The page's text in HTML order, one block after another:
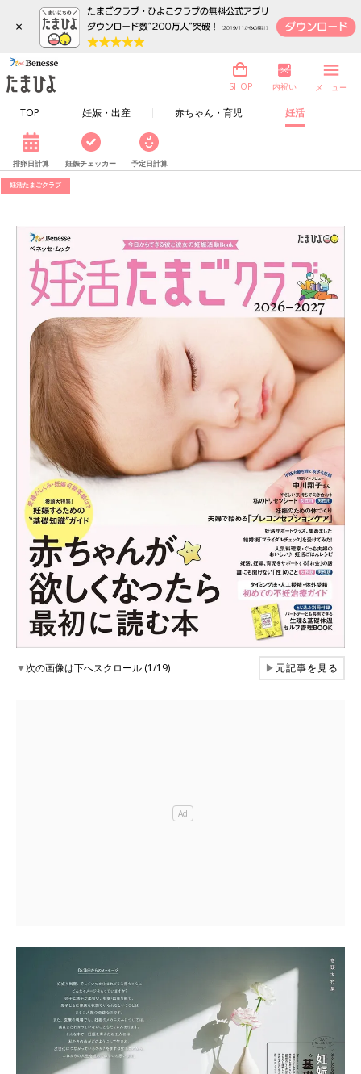
×
TOP 妊娠・出産 赤ちゃん・育児 妊活
SHOP 内祝い メニュー
排卵日計算 妊娠チェッカー 予定日計算
妊活たまごクラブ
▼次の画像は下へスクロール (1/19) ▶元記事を見る